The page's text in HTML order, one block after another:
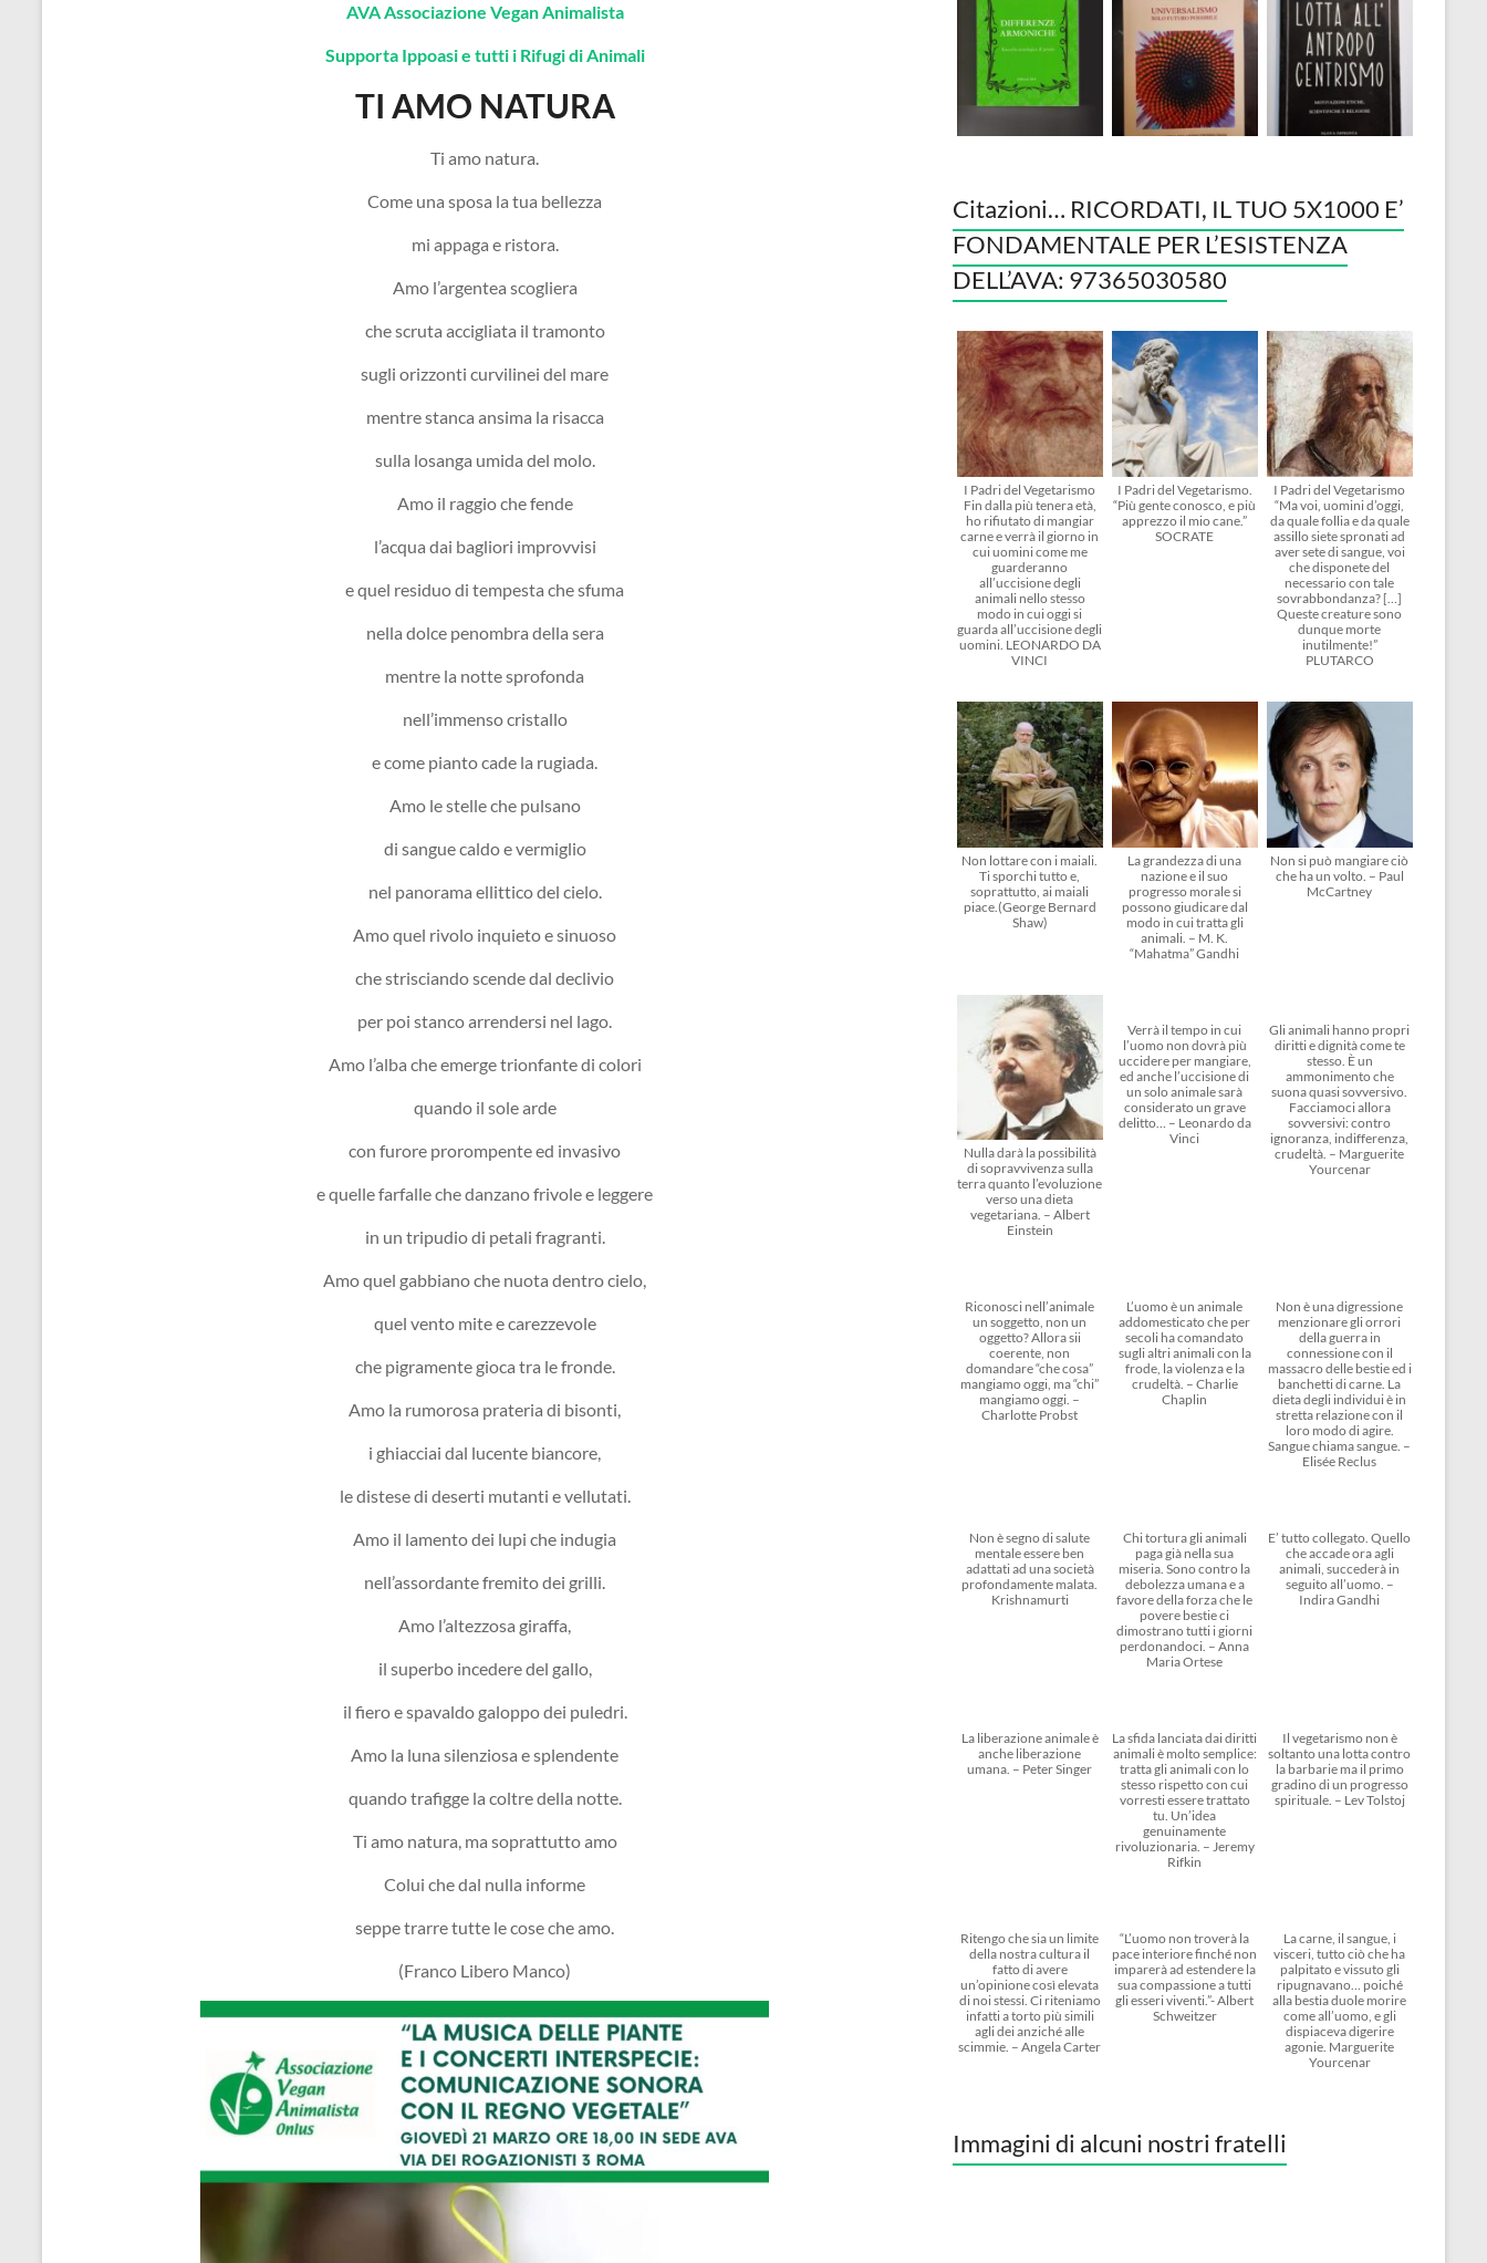
AVA Associazione Vegan Animalista
Supporta Ippoasi e tutti i Rifugi di Animali
TI AMO NATURA
Ti amo natura.
Come una sposa la tua bellezza
mi appaga e ristora.
Amo l’argentea scogliera
che scruta accigliata il tramonto
sugli orizzonti curvilinei del mare
mentre stanca ansima la risacca
sulla losanga umida del molo.
Amo il raggio che fende
l’acqua dai bagliori improvvisi
e quel residuo di tempesta che sfuma
nella dolce penombra della sera
mentre la notte sprofonda
nell’immenso cristallo
e come pianto cade la rugiada.
Amo le stelle che pulsano
di sangue caldo e vermiglio
nel panorama ellittico del cielo.
Amo quel rivolo inquieto e sinuoso
che strisciando scende dal declivio
per poi stanco arrendersi nel lago.
Amo l’alba che emerge trionfante di colori
quando il sole arde
con furore prorompente ed invasivo
e quelle farfalle che danzano frivole e leggere
in un tripudio di petali fragranti.
Amo quel gabbiano che nuota dentro cielo,
quel vento mite e carezzevole
che pigramente gioca tra le fronde.
Amo la rumorosa prateria di bisonti,
i ghiacciai dal lucente biancore,
le distese di deserti mutanti e vellutati.
Amo il lamento dei lupi che indugia
nell’assordante fremito dei grilli.
Amo l’altezzosa giraffa,
il superbo incedere del gallo,
il fiero e spavaldo galoppo dei puledri.
Amo la luna silenziosa e splendente
quando trafigge la coltre della notte.
Ti amo natura, ma soprattutto amo
Colui che dal nulla informe
seppe trarre tutte le cose che amo.
(Franco Libero Manco)
Citazioni… RICORDATI, IL TUO 5X1000 E’
FONDAMENTALE PER L’ESISTENZA
DELL’AVA: 97365030580
I Padri del Vegetarismo
Fin dalla più tenera età,
ho rifiutato di mangiar
carne e verrà il giorno in
cui uomini come me
guarderanno
all’uccisione degli
animali nello stesso
modo in cui oggi si
guarda all’uccisione degli
uomini. LEONARDO DA
VINCI
I Padri del Vegetarismo.
“Più gente conosco, e più
apprezzo il mio cane.”
SOCRATE
I Padri del Vegetarismo
“Ma voi, uomini d’oggi,
da quale follia e da quale
assillo siete spronati ad
aver sete di sangue, voi
che disponete del
necessario con tale
sovrabbondanza? […]
Queste creature sono
dunque morte
inutilmente!”
PLUTARCO
Non lottare con i maiali.
Ti sporchi tutto e,
soprattutto, ai maiali
piace.(George Bernard
Shaw)
La grandezza di una
nazione e il suo
progresso morale si
possono giudicare dal
modo in cui tratta gli
animali. – M. K.
“Mahatma” Gandhi
Non si può mangiare ciò
che ha un volto. – Paul
McCartney
Nulla darà la possibilità
di sopravvivenza sulla
terra quanto l’evoluzione
verso una dieta
vegetariana. – Albert
Einstein
Verrà il tempo in cui
l’uomo non dovrà più
uccidere per mangiare,
ed anche l’uccisione di
un solo animale sarà
considerato un grave
delitto… – Leonardo da
Vinci
Gli animali hanno propri
diritti e dignità come te
stesso. È un
ammonimento che
suona quasi sovversivo.
Facciamoci allora
sovversivi: contro
ignoranza, indifferenza,
crudeltà. – Marguerite
Yourcenar
Riconosci nell’animale
un soggetto, non un
oggetto? Allora sii
coerente, non
domandare “che cosa”
mangiamo oggi, ma “chi”
mangiamo oggi. –
Charlotte Probst
L’uomo è un animale
addomesticato che per
secoli ha comandato
sugli altri animali con la
frode, la violenza e la
crudeltà. – Charlie
Chaplin
Non è una digressione
menzionare gli orrori
della guerra in
connessione con il
massacro delle bestie ed i
banchetti di carne. La
dieta degli individui è in
stretta relazione con il
loro modo di agire.
Sangue chiama sangue. –
Elisée Reclus
Non è segno di salute
mentale essere ben
adattati ad una società
profondamente malata.
Krishnamurti
Chi tortura gli animali
paga già nella sua
miseria. Sono contro la
debolezza umana e a
favore della forza che le
povere bestie ci
dimostrano tutti i giorni
perdonandoci. – Anna
Maria Ortese
E’ tutto collegato. Quello
che accade ora agli
animali, succederà in
seguito all’uomo. –
Indira Gandhi
La liberazione animale è
anche liberazione
umana. – Peter Singer
La sfida lanciata dai diritti
animali è molto semplice:
tratta gli animali con lo
stesso rispetto con cui
vorresti essere trattato
tu. Un’idea
genuinamente
rivoluzionaria. – Jeremy
Rifkin
Il vegetarismo non è
soltanto una lotta contro
la barbarie ma il primo
gradino di un progresso
spirituale. – Lev Tolstoj
Ritengo che sia un limite
della nostra cultura il
fatto di avere
un’opinione così elevata
di noi stessi. Ci riteniamo
infatti a torto più simili
agli dei anziché alle
scimmie. – Angela Carter
“L’uomo non troverà la
pace interiore finché non
imparerà ad estendere la
sua compassione a tutti
gli esseri viventi.”- Albert
Schweitzer
La carne, il sangue, i
visceri, tutto ciò che ha
palpitato e vissuto gli
ripugnavano… poiché
alla bestia duole morire
come all’uomo, e gli
dispiaceva digerire
agonie. Marguerite
Yourcenar
Immagini di alcuni nostri fratelli